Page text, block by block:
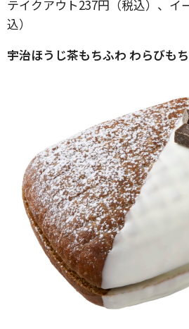
テイクアウト237円（税込）、
込）
宇治ほうじ茶もちふわ わらびもち